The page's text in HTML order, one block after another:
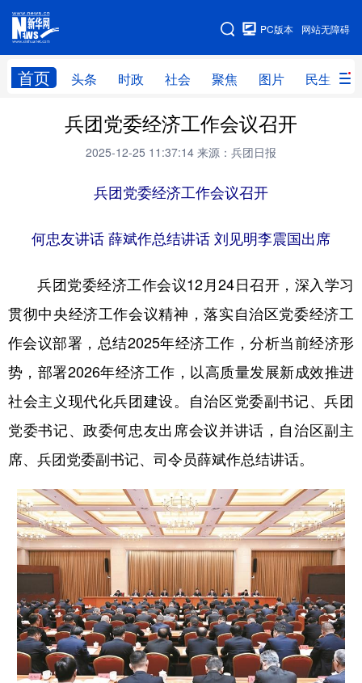
网站无障碍
PC版本
首页 头条 时政 社会 聚焦 图片 民生
网站地图
时政 社会
民生 访谈
专题 服务
地方频道
北京 河北 山西
浙江 安徽 福建 江西
山东 河南 湖北 湖南
广东 广西 海南 重庆
四川 贵州 云南 西藏
陕西 甘肃 青海 宁夏
新疆 内蒙古 黑龙江
多语种频道
兵团党委经济工作会议召开
2025-12-25 11:37:14 来源：兵团日报
兵团党委经济工作会议召开
何忠友讲话 薛斌作总结讲话 刘见明李震国出席
兵团党委经济工作会议12月24日召开，深入学习
贯彻中央经济工作会议精神，落实自治区党委经济工
作会议部署，总结2025年经济工作，分析当前经济形
势，部署2026年经济工作，以高质量发展新成效推进
社会主义现代化兵团建设。自治区党委副书记、兵团
党委书记、政委何忠友出席会议并讲话，自治区副主
席、兵团党委副书记、司令员薛斌作总结讲话。